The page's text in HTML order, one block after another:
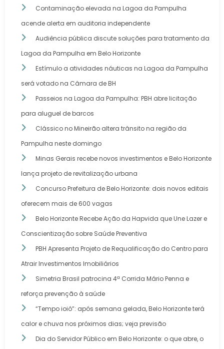
Contaminação elevada na Lagoa da Pampulha
acende alerta em auditoria independente
Audiência pública discute soluções para tratamento da
Lagoa da Pampulha em Belo Horizonte
Estímulo a atividades náuticas na Lagoa da Pampulha
será votado na Câmara de BH
Passeios na Lagoa da Pampulha: PBH abre licitação
para aluguel de barcos
Clássico no Mineirão altera trânsito na região da
Pampulha neste domingo
Minas Gerais recebe novos investimentos e Belo Horizonte
lança projeto de revitalização urbana
Concurso Prefeitura de Belo Horizonte: dois novos editais
oferecem mais de 600 vagas
Belo Horizonte Recebe Ação da Hapvida que Une Lazer e
Conscientização sobre Saúde Preventiva
PBH Apresenta Projeto de Requalificação do Centro para
Atrair Investimentos Imobiliários
Simetria Brasil patrocina 4ª Corrida Mário Penna e
reforça prevenção à saúde
“Tempo ioiô”: após semana gelada, Belo Horizonte terá
calor e chuva nos próximos dias; veja previsão
Dia do Servidor Público em Belo Horizonte: o que abre, o